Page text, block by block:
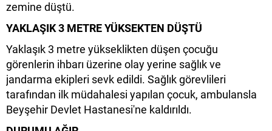
zemine düştü.
YAKLAŞIK 3 METRE YÜKSEKTEN DÜŞTÜ
Yaklaşık 3 metre yükseklikten düşen çocuğu
görenlerin ihbarı üzerine olay yerine sağlık ve
jandarma ekipleri sevk edildi. Sağlık görevlileri
tarafından ilk müdahalesi yapılan çocuk, ambulansla
Beyşehir Devlet Hastanesi'ne kaldırıldı.